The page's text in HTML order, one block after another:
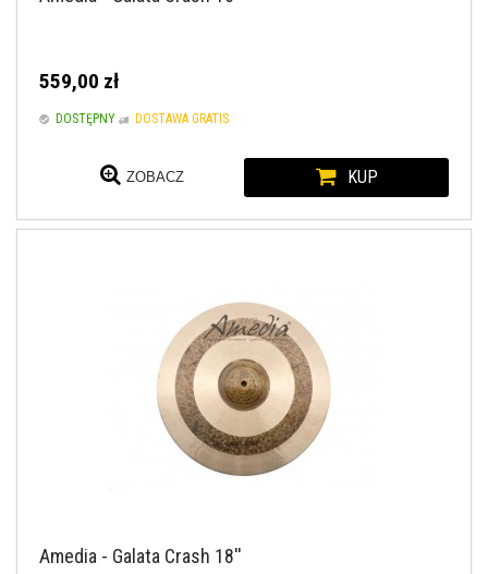
559,00 zł
DOSTĘPNY DOSTAWA GRATIS
ZOBACZ KUP
Amedia - Galata Crash 18''